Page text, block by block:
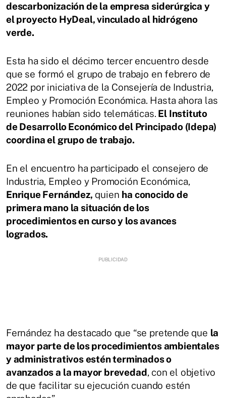
descarbonización de la empresa siderúrgica y
el proyecto HyDeal, vinculado al hidrógeno
verde.
Esta ha sido el décimo tercer encuentro desde
que se formó el grupo de trabajo en febrero de
2022 por iniciativa de la Consejería de Industria,
Empleo y Promoción Económica. Hasta ahora las
reuniones habían sido telemáticas. El Instituto
de Desarrollo Económico del Principado (Idepa)
coordina el grupo de trabajo.
En el encuentro ha participado el consejero de
Industria, Empleo y Promoción Económica,
Enrique Fernández, quien ha conocido de
primera mano la situación de los
procedimientos en curso y los avances
logrados.
Fernández ha destacado que “se pretende que la
mayor parte de los procedimientos ambientales
y administrativos estén terminados o
avanzados a la mayor brevedad, con el objetivo
de que facilitar su ejecución cuando estén